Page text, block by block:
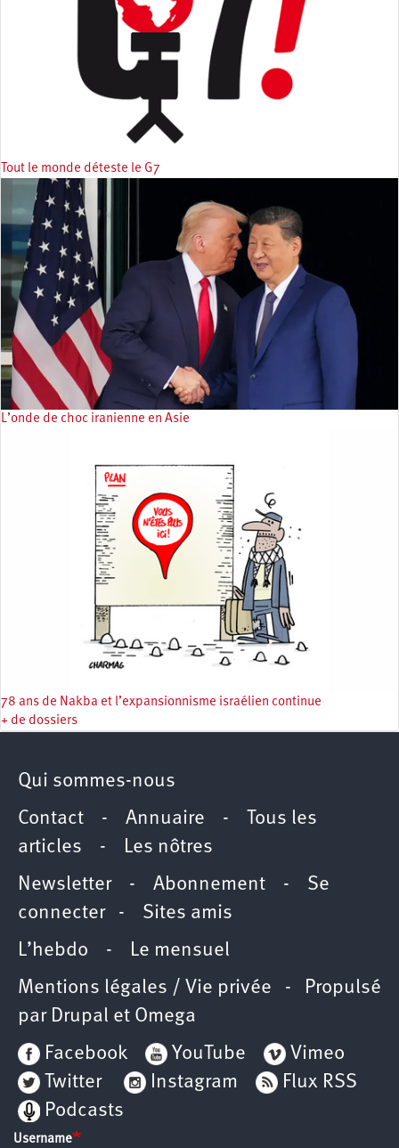
Tout le monde déteste le G7
L’onde de choc iranienne en Asie
78 ans de Nakba et l’expansionnisme israélien continue
+ de dossiers
Qui sommes-nous
Contact - Annuaire -
Tous les
articles - Les nôtres
Newsletter- Abonnement - Se
connecter- Sites amis
L’hebdo - Le mensuel
Mentions légales / Vie privée - Propulsé
par Drupal et Omega
Facebook
YouTube
Vimeo
Twitter
Instagram
Flux RSS
Podcasts
Username